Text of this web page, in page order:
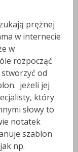
prężnej
w internecie
w
rozpocząć
od
jeżeli jej
który
słowy to
notatek
szablon
np.